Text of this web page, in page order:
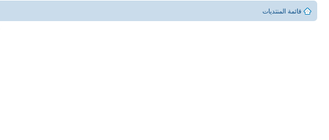
قائمة المنتديات